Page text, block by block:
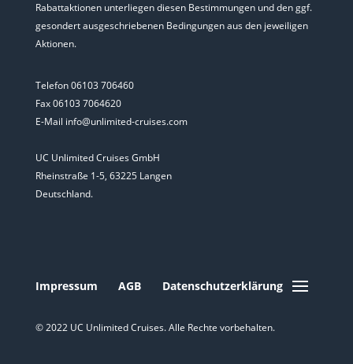
Rabattaktionen unterliegen diesen Bestimmungen und den ggf.
gesondert ausgeschriebenen Bedingungen aus den jeweiligen
Aktionen.
Telefon 06103 706460
Fax 06103 7064620
E-Mail info@unlimited-cruises.com
UC Unlimited Cruises GmbH
Rheinstraße 1-5, 63225 Langen
Deutschland.
Impressum AGB Datenschutzerklärung
© 2022 UC Unlimited Cruises. Alle Rechte vorbehalten.